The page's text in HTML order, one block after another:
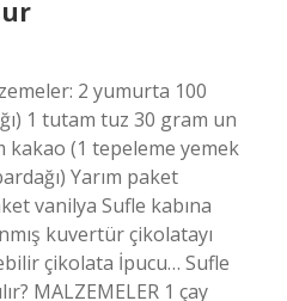
2 yumurta 100
1 tutam tuz 30 gram un
kakao (1 tepeleme yemek
Yarım paket
vanilya Sufle kabına
kuvertür çikolatayı
çikolata İpucu… Sufle
MALZEMELER 1 çay